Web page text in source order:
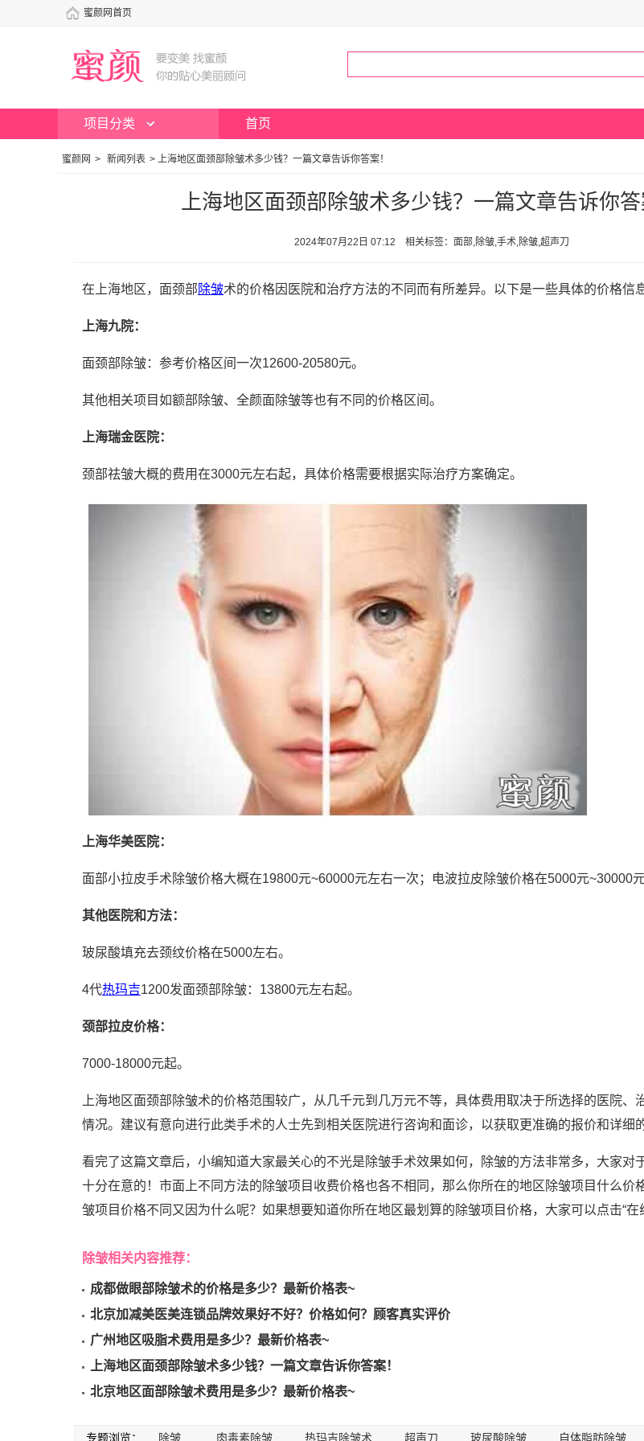
蜜颜网首页
项目分类 首页
蜜颜网 > 新闻列表 > 上海地区面颈部除皱术多少钱？一篇文章告诉你答案！
上海地区面颈部除皱术多少钱？一篇文章告诉你答
2024年07月22日 07:12 相关标签：面部,除皱,手术,除皱,超声刀
在上海地区，面颈部除皱术的价格因医院和治疗方法的不同而有所差异。以下是一些具体的价格信息
上海九院：
面颈部除皱：参考价格区间一次12600-20580元。
其他相关项目如额部除皱、全颜面除皱等也有不同的价格区间。
上海瑞金医院：
颈部祛皱大概的费用在3000元左右起，具体价格需要根据实际治疗方案确定。
上海华美医院：
面部小拉皮手术除皱价格大概在19800元~60000元左右一次；电波拉皮除皱价格在5000元~30000元
其他医院和方法：
玻尿酸填充去颈纹价格在5000左右。
4代热玛吉1200发面颈部除皱：13800元左右起。
颈部拉皮价格：
7000-18000元起。
上海地区面颈部除皱术的价格范围较广，从几千元到几万元不等，具体费用取决于所选择的医院、
情况。建议有意向进行此类手术的人士先到相关医院进行咨询和面诊，以获取更准确的报价和详细
看完了这篇文章后，小编知道大家最关心的不光是除皱手术效果如何，除皱的方法非常多，大家对
十分在意的！市面上不同方法的除皱项目收费价格也各不相同，那么你所在的地区除皱项目什么价
皱项目价格不同又因为什么呢？如果想要知道你所在地区最划算的除皱项目价格，大家可以点击“在
除皱相关内容推荐：
成都做眼部除皱术的价格是多少？最新价格表~
北京加减美医美连锁品牌效果好不好？价格如何？顾客真实评价
广州地区吸脂术费用是多少？最新价格表~
上海地区面颈部除皱术多少钱？一篇文章告诉你答案！
北京地区面部除皱术费用是多少？最新价格表~
专题浏览： 除皱 肉毒素除皱 热玛吉除皱术 超声刀 玻尿酸除皱 自体脂肪除皱